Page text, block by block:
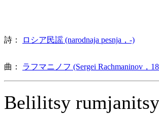
詩： ロシア民謡 (narodnaja pesnja，-)
曲： ラフマニノフ (Sergei Rachmaninov，
Belilitsy